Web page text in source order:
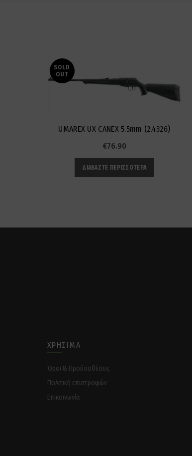
SOLD
OUT
UMAREX UX CANEX 5.5mm (2.4326)
€76.90
ΔΙΑΒΆΣΤΕ ΠΕΡΙΣΣΌΤΕΡΑ
ΧΡΉΣΙΜΑ
Όροι & Προϋποθέσεις
Πολιτική επιστροφών
Επικοινωνία